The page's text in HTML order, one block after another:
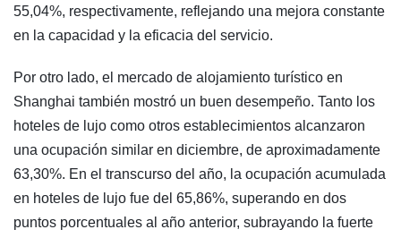
55,04%, respectivamente, reflejando una mejora constante
en la capacidad y la eficacia del servicio.
Por otro lado, el mercado de alojamiento turístico en
Shanghai también mostró un buen desempeño. Tanto los
hoteles de lujo como otros establecimientos alcanzaron
una ocupación similar en diciembre, de aproximadamente
63,30%. En el transcurso del año, la ocupación acumulada
en hoteles de lujo fue del 65,86%, superando en dos
puntos porcentuales al año anterior, subrayando la fuerte